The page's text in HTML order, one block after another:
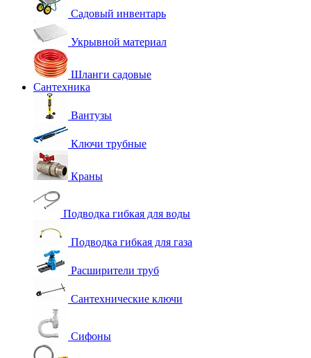
Садовый инвентарь
Укрывной материал
Шланги садовые
Сантехника
Вантузы
Ключи трубные
Краны
Подводка гибкая для воды
Подводка гибкая для газа
Расширители труб
Сантехнические ключи
Сифоны